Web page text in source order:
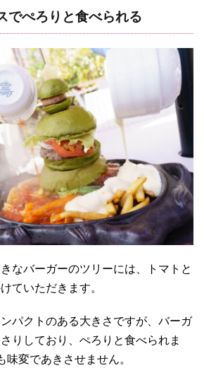
でぺろりと食べられる
なバーガーのツリーには、トマトと
ていただきます。
パクトのある大きさですが、バーガ
りしており、ぺろりと食べられま
変であきさせません。